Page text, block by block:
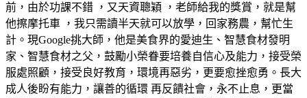
前，由於功課不錯 ，又天資聰穎 ，老師給我的獎賞，就是幫
他擦摩托車 ，我只需讀半天就可以放學，回家務農，幫忙生
計。現Google挑大師，他是美食界的愛迪生、智慧食材發明
家、智慧食材之父，鼓勵小榮眷要培養自信心及能力，接受榮
服處照顧，接受良好教育，環境再惡劣，更要愈挫愈勇。長大
成人後盼有能力，讓善的循環 再反饋社會，永不止息，更當